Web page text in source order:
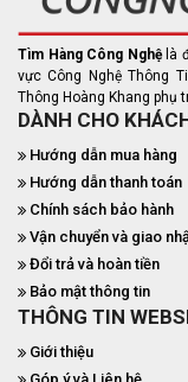
Tìm Hàng Công Nghệ là
vực Công Nghệ Thông
Thông Hoàng Khang phụ
DÀNH CHO
Hướng dẫn mua hàng
Hướng dẫn thanh toán
Chính sách bảo hành
Vận chuyển và giao
Đổi trả và hoàn tiền
Bảo mật thông tin
THÔNG TIN
Giới thiệu